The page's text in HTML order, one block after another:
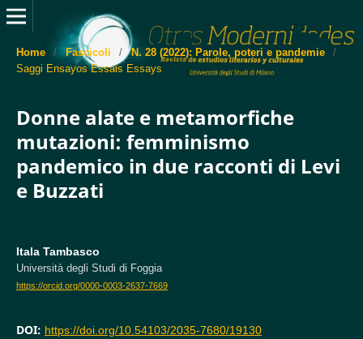
Home / Fascicoli / N. 28 (2022): Parole, poteri e pandemie
/
Saggi Ensayos Essais Essays
Donne alate e metamorfiche
mutazioni: femminismo
pandemico in due racconti di Levi
e Buzzati
Itala Tambasco
Università degli Studi di Foggia
https://orcid.org/0000-0003-2637-7669
DOI: https://doi.org/10.54103/2035-7680/19130